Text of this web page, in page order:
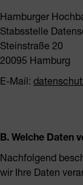
Hamburger
Stabsstelle
Steinstraße 20
20095 Hamburg
E-Mail:
B. Welche Daten
Nachfolgend
wir Ihre Daten